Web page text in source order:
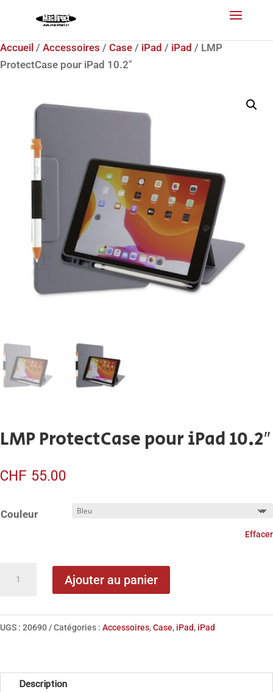
Accueil / Accessoires / Case / iPad / iPad / LMP
ProtectCase pour iPad 10.2″
LMP ProtectCase pour iPad 10.2″
CHF 55.00
Couleur
Effacer
ProtectCase
10.2"
Ajouter au panier
UGS : 20690 Catégories : Accessoires,Case, iPad, iPad
Description